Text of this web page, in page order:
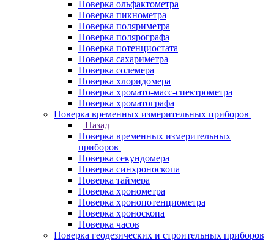
Поверка ольфактометра
Поверка пикнометра
Поверка поляриметра
Поверка полярографа
Поверка потенциостата
Поверка сахариметра
Поверка солемера
Поверка хлоридомера
Поверка хромато-масс-спектрометра
Поверка хроматографа
Поверка временных измерительных приборов
Назад
Поверка временных измерительных
приборов
Поверка секундомера
Поверка синхроноскопа
Поверка таймера
Поверка хронометра
Поверка хронопотенциометра
Поверка хроноскопа
Поверка часов
Поверка геодезических и строительных приборов